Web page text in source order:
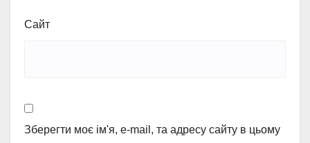
Сайт
Зберегти моє ім'я, e-mail, та адресу сайту в цьому